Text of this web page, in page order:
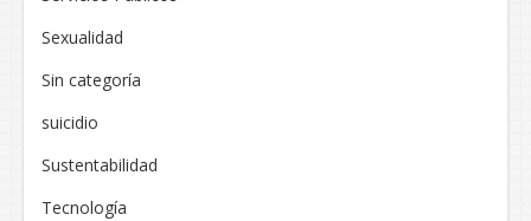
Sexualidad
Sin categoría
suicidio
Sustentabilidad
Tecnología